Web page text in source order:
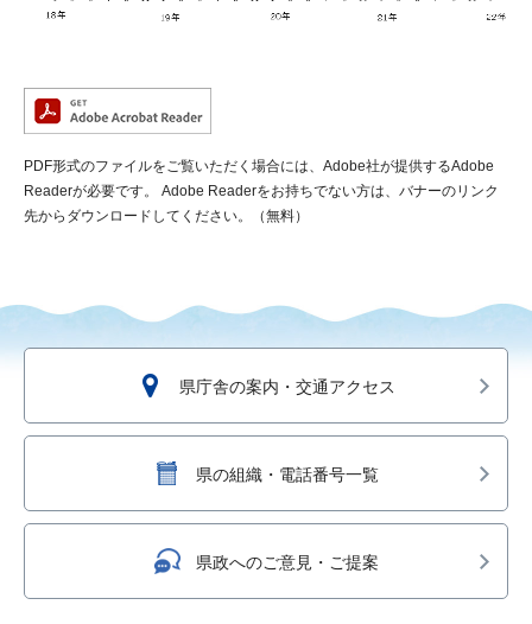
PDF形式のファイルをご覧いただく場合には、Adobe社が提供するAdobe
Readerが必要です。
Adobe Readerをお持ちでない方は、バナーのリンク
先からダウンロードしてください。（無料）
県庁舎の案内・交通アクセス
県の組織・電話番号一覧
県政へのご意見・ご提案